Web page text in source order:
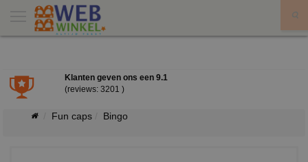
Klanten geven ons een 9.1
(reviews: 3201 )
Fun caps Bingo